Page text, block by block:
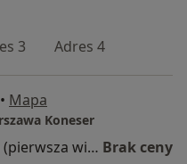
3 Adres 4
• Mapa
Koneser
Konsultacja logopedyczna (pierwsza wizyta) Brak ceny